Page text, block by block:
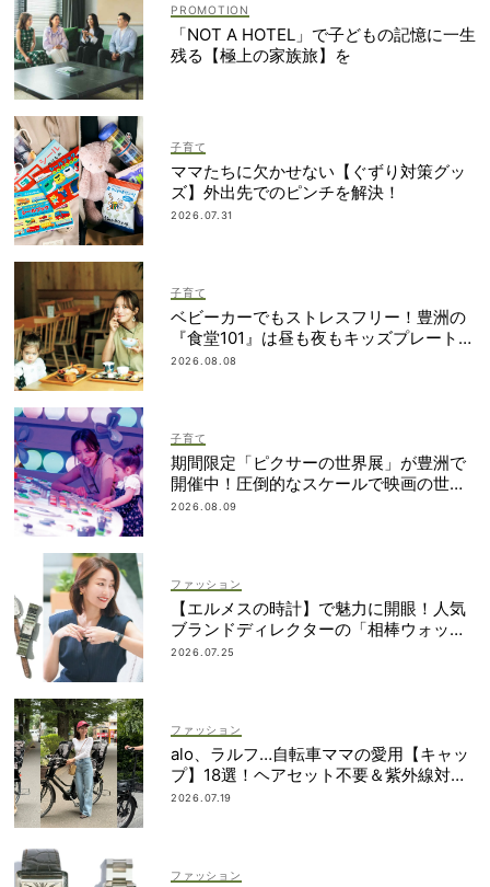
「NOT A HOTEL」で子どもの記憶に一生
残る【極上の家族旅】を
子育て
ママたちに欠かせない【ぐずり対策グッ
ズ】外出先でのピンチを解決！
2026.07.31
子育て
ベビーカーでもストレスフリー！豊洲の
『食堂101』は昼も夜もキッズプレートが
ある！
2026.08.08
子育て
期間限定「ピクサーの世界展」が豊洲で
開催中！圧倒的なスケールで映画の世界
へ没入
2026.08.09
ファッション
【エルメスの時計】で魅力に開眼！人気
ブランドディレクターの「相棒ウォッ
チ」ヒストリー
2026.07.25
ファッション
alo、ラルフ…自転車ママの愛用【キャッ
プ】18選！ヘアセット不要＆紫外線対策
にも
2026.07.19
ファッション